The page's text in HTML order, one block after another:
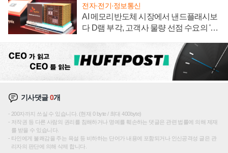
전자·전기·정보통신
AI 메모리반도체 시장에서 낸드플래시보
다 D램 부각, 고객사 물량 선점 수요의 '우
기사댓글0개
200자까지 쓰실 수 있습니다. (현재 0 byte / 최대 400byte)
저작권 등 다른 사람의 권리를 침해하거나 명예를 훼손하는 댓글은 관련 법률에 의해 제재
를 받을 수 있습니다.
타인에게 불쾌감을 주는 욕설 등 비하하는 단어가 내용에 포함되거나 인신공격성 글은 관
리자의 판단에 의해 삭제 합니다.